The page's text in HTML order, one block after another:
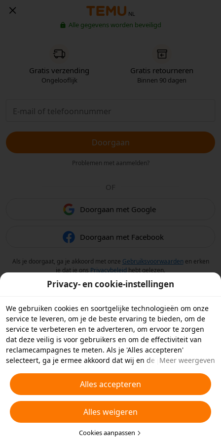
NL
Alle gegevens worden beveiligd
Gratis verzending
Ongelooflijk
Gratis retourneren
Binnen 90 dagen
Doorgaan
Problemen met aanmelden?
OF
Doorgaan met Google
Doorgaan met Facebook
Als je doorgaat, ga je akkoord met onze Gebruiksvoorwaarden en erken
je dat je ons Privacybeleid hebt gelezen.
Privacy- en cookie-instellingen
We gebruiken cookies en soortgelijke technologieën om onze
service te leveren, om je de beste ervaring te bieden, om de
service te verbeteren en te adverteren, om ervoor te zorgen
dat deze veilig is voor gebruikers en om de effectiviteit van
reclamecampagnes te meten. Als je 'Alles accepteren'
selecteert, ga je ermee akkoord dat wij en de partners
technologieën op je apparaat opslaan voor
reclamedoeleinden. Je kunt ook kiezen welke typen cookies je
wilt toestaan of afwijzen door hieronder of in je
privacyinstellingen op 'Cookies aanpassen' te klikken.
Raadpleeg voor meer informatie onsBeleid inzake cookies en
soortgelijke technologieën.
Meer weergeven
Alles accepteren
Alles weigeren
Cookies aanpassen